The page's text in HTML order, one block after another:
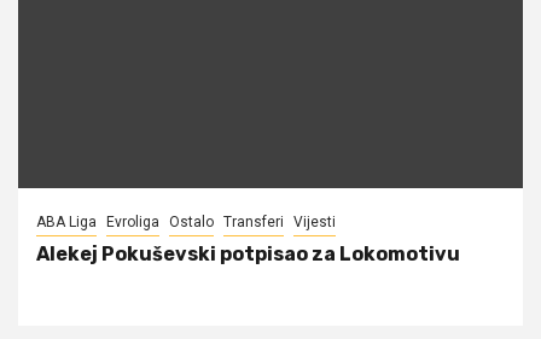
ABA Liga Evroliga Ostalo Transferi Vijesti
Alekej Pokuševski potpisao za Lokomotivu